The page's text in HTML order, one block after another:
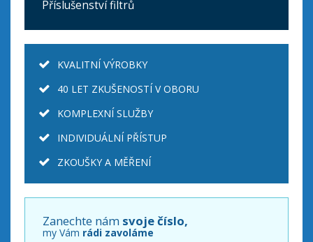
Příslušenství filtrů
KVALITNÍ VÝROBKY
40 LET ZKUŠENOSTÍ V OBORU
KOMPLEXNÍ SLUŽBY
INDIVIDUÁLNÍ PŘÍSTUP
ZKOUŠKY A MĚŘENÍ
Zanechte nám svoje číslo,
my Vám rádi zavoláme